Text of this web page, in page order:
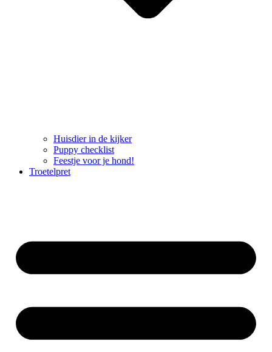
Huisdier in de kijker
Puppy checklist
Feestje voor je hond!
Troetelpret